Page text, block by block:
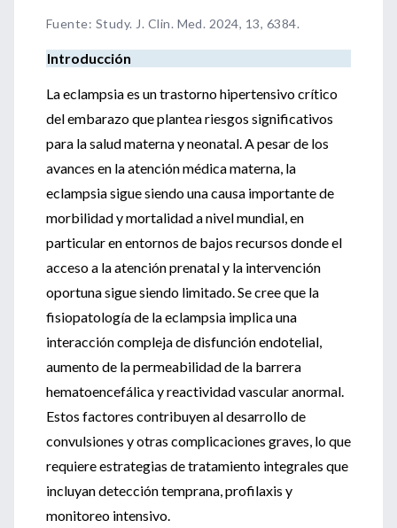
Fuente: Study. J. Clin. Med. 2024, 13, 6384.
Introducción
La eclampsia es un trastorno hipertensivo crítico
del embarazo que plantea riesgos significativos
para la salud materna y neonatal. A pesar de los
avances en la atención médica materna, la
eclampsia sigue siendo una causa importante de
morbilidad y mortalidad a nivel mundial, en
particular en entornos de bajos recursos donde el
acceso a la atención prenatal y la intervención
oportuna sigue siendo limitado. Se cree que la
fisiopatología de la eclampsia implica una
interacción compleja de disfunción endotelial,
aumento de la permeabilidad de la barrera
hematoencefálica y reactividad vascular anormal.
Estos factores contribuyen al desarrollo de
convulsiones y otras complicaciones graves, lo que
requiere estrategias de tratamiento integrales que
incluyan detección temprana, profilaxis y
monitoreo intensivo.